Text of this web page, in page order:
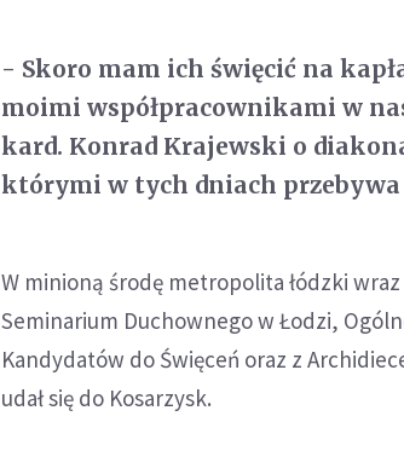
- Skoro mam ich święcić na
moimi współpracownikami w
kard. Konrad Krajewski o
którymi w tych dniach przebywa
W minioną środę metropolita łódzki
Seminarium Duchownego w Łodzi,
Kandydatów do Święceń oraz z
udał się do Kosarzysk.